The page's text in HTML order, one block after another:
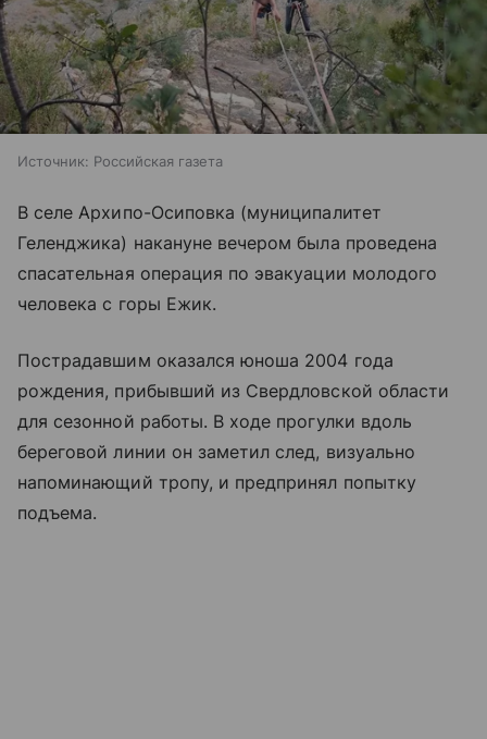
Источник: Российская газета
В селе Архипо-Осиповка (муниципалитет
Геленджика) накануне вечером была проведена
спасательная операция по эвакуации молодого
человека с горы Ежик.
Пострадавшим оказался юноша 2004 года
рождения, прибывший из Свердловской области
для сезонной работы. В ходе прогулки вдоль
береговой линии он заметил след, визуально
напоминающий тропу, и предпринял попытку
подъема.